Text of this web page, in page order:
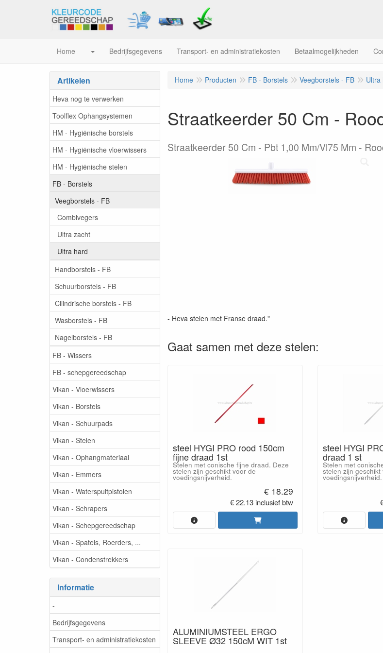
Home Bedrijfsgegevens Transport- en administratiekosten Betaalmogelijkheden
Artikelen
Heva nog te verwerken
Toolflex Ophangsystemen
HM - Hygiënische borstels
HM - Hygiënische vloerwissers
HM - Hygiënische stelen
FB - Borstels
Veegborstels - FB
Combivegers
Ultra zacht
Ultra hard
Handborstels - FB
Schuurborstels - FB
Cilindrische borstels - FB
Wasborstels - FB
Nagelborstels - FB
FB - Wissers
FB - schepgereedschap
Vikan - Vloerwissers
Vikan - Borstels
Vikan - Schuurpads
Vikan - Stelen
Vikan - Ophangmateriaal
Vikan - Emmers
Vikan - Waterspuitpistolen
Vikan - Schrapers
Vikan - Schepgereedschap
Vikan - Spatels, Roerders, ...
Vikan - Condenstrekkers
Informatie
-
Bedrijfsgegevens
Transport- en administratiekosten
Home Producten FB - Borstels Veegborstels - FB Ultra
Straatkeerder 50 Cm -
Straatkeerder 50 Cm - Pbt 1,00 Mm/Vl75 Mm -
- Heva stelen met Franse draad."
Gaat samen met deze stelen:
steel HYGI PRO rood 150cm
fijne draad 1st
Stelen met conische fijne draad. Deze
stelen zijn geschikt voor de
voedingsnijverheid.
€ 18.29
€ 22.13 inclusief btw
steel HYGI
draad 1 st
Stelen met
stelen zijn geschikt
voedingsnijverheid.
ALUMINIUMSTEEL ERGO
SLEEVE Ø32 150cM WIT 1st